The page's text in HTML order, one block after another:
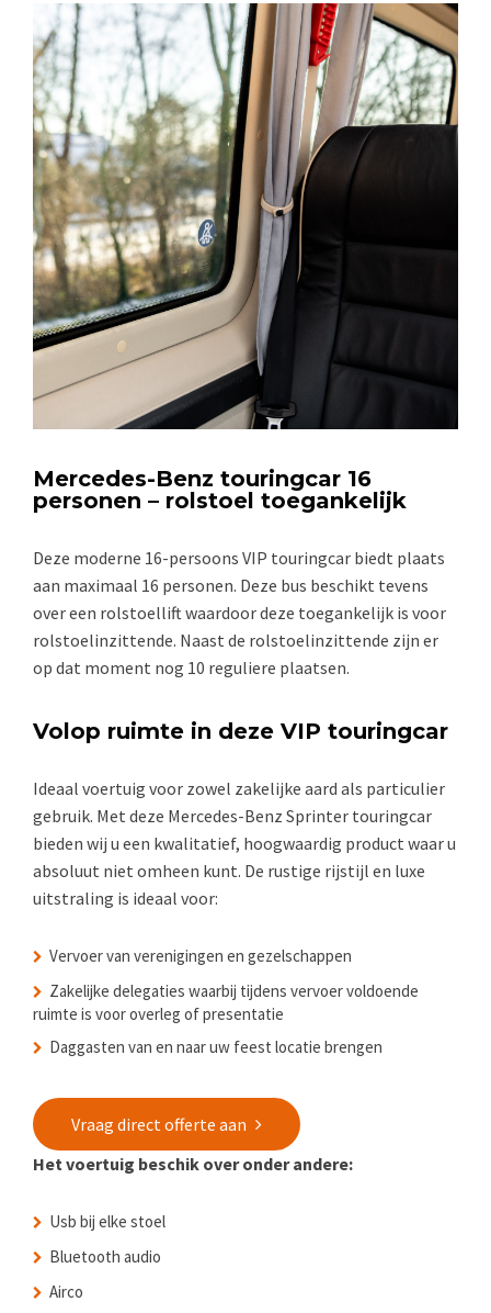
Mercedes-Benz touringcar 16
personen – rolstoel toegankelijk
Deze moderne 16-persoons VIP touringcar biedt plaats
aan maximaal 16 personen. Deze bus beschikt tevens
over een rolstoellift waardoor deze toegankelijk is voor
rolstoelinzittende. Naast de rolstoelinzittende zijn er
op dat moment nog 10 reguliere plaatsen.
Volop ruimte in deze VIP touringcar
Ideaal voertuig voor zowel zakelijke aard als particulier
gebruik. Met deze Mercedes-Benz Sprinter touringcar
bieden wij u een kwalitatief, hoogwaardig product waar u
absoluut niet omheen kunt. De rustige rijstijl en luxe
uitstraling is ideaal voor:
Vervoer van verenigingen en gezelschappen
Zakelijke delegaties waarbij tijdens vervoer voldoende
ruimte is voor overleg of presentatie
Daggasten van en naar uw feest locatie brengen
Vraag direct offerte aan
Het voertuig beschik over onder andere:
Usb bij elke stoel
Bluetooth audio
Airco